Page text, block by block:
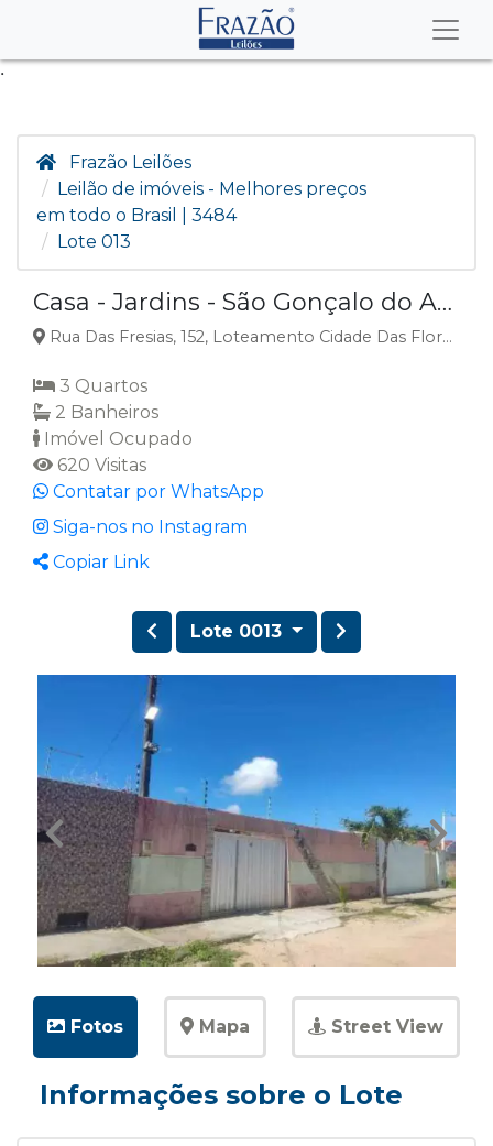
.
Frazão Leilões
Leilão de imóveis - Melhores preços
em todo o Brasil | 3484
Lote 013
Casa - Jardins - São Gonçalo do Amarante/RN
Rua Das Fresias, 152, Loteamento Cidade Das Flores, Jardins, São Gonçalo do Amarante, RN
3 Quartos
2 Banheiros
Imóvel Ocupado
620 Visitas
Contatar por WhatsApp
Siga-nos no Instagram
Copiar Link
Lote 0013
Fotos Mapa Street View
Informações sobre o Lote